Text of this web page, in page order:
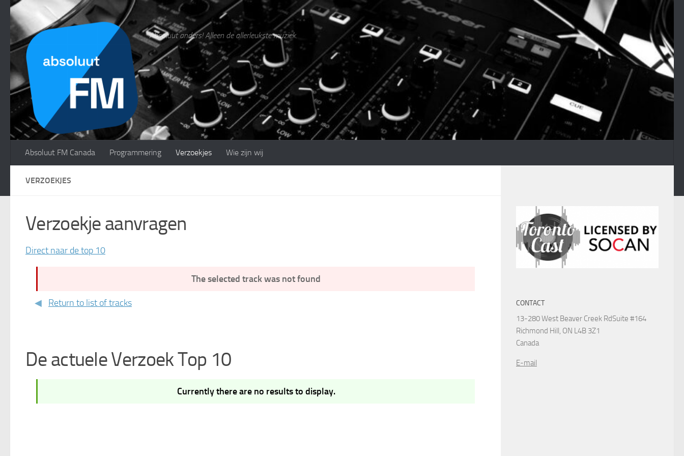
Doorgaan naar inhoud
Absoluut anders! Alleen de allerleukste muziek.
Absoluut FM Canada Programmering Verzoekjes Wie zijn wij
VERZOEKJES
Verzoekje aanvragen
Direct naar de top 10
The selected track was not found
Return to list of tracks
De actuele Verzoek Top 10
Currently there are no results to display.
CONTACT
13-280 West Beaver Creek RdSuite #164
Richmond Hill, ON L4B 3Z1
Canada
E-mail